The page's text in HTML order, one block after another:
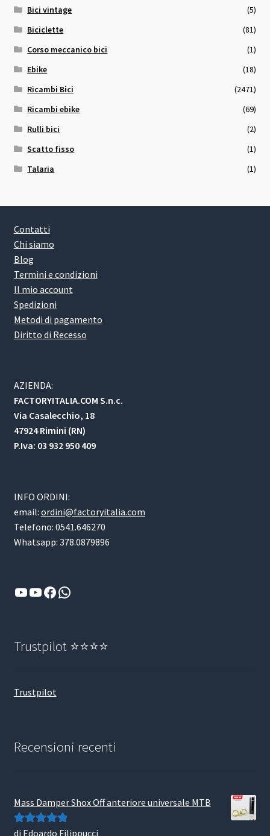
Bici vintage
(5)
Biciclette
(81)
Corso meccanico bici
(1)
Ebike
(18)
Ricambi Bici
(2471)
Ricambi ebike
(69)
Rulli bici
(2)
Scatto fisso
(1)
Talaria
(1)
Contatti
Chi siamo
Blog
Termini e condizioni
Il mio account
Spedizioni
Metodi di pagamento
Diritto di Recesso
AZIENDA:
FACTORYITALIA.COM S.n.c.
Via Casalecchio, 18
47924 Rimini (RN)
P.Iva: 03 932 950 409
INFO ORDINI:
email: ordini@factoryitalia.com
Telefono: 0541.646270
Whatsapp: 378.0879896
YouTube
YouTube
Facebook
WhatsApp
Trustpilot ⭐⭐⭐⭐
Trustpilot
Recensioni recenti
Mass Damper Shox Off anteriore universale MTB
Valutato5su
di Edoardo Filippucci